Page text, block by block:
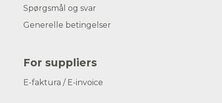
Spørgsmål og svar
Generelle betingelser
For suppliers
E-faktura / E-invoice